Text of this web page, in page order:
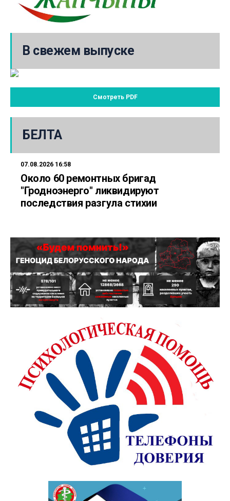
В свежем выпуске
Смотреть PDF
БЕЛТА
07.08.2026 16:58
Около 60 ремонтных бригад
"Гродноэнерго" ликвидируют
последствия разгула стихии